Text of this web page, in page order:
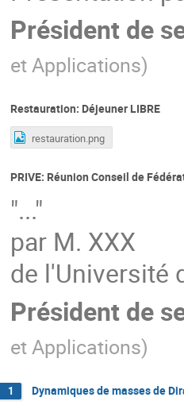
Président de
et Applications)
Restauration: Déjeuner LIBRE
restauration.png
PRIVE: Réunion Conseil de
"..."
par M. XXX
de l'Université
Président de
et Applications)
1 Dynamiques de masses de